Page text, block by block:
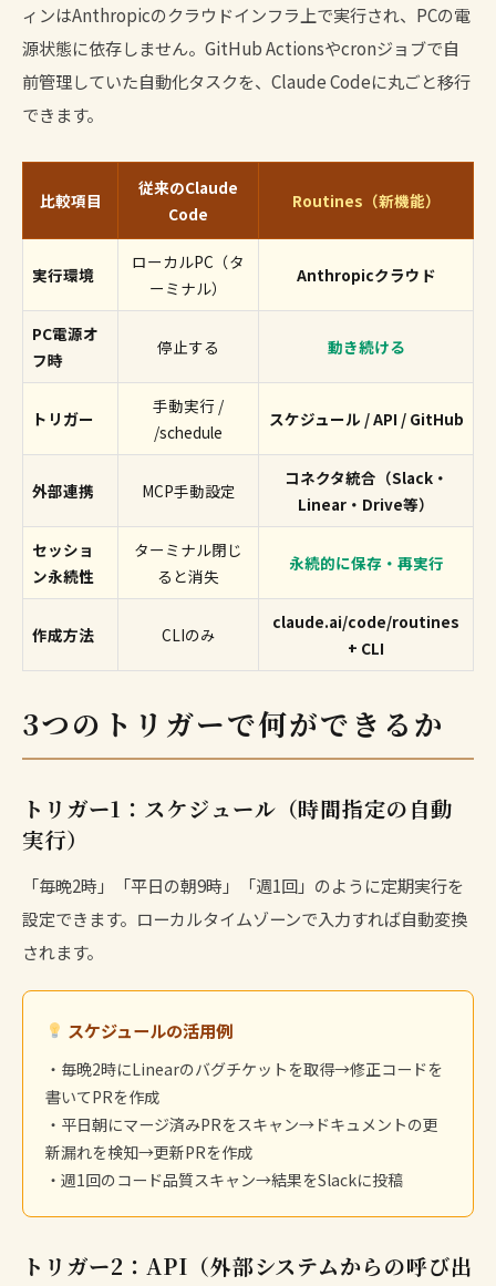
ィンはAnthropicのクラウドインフラ上で実行され、PCの電
源状態に依存しません。GitHub Actionsやcronジョブで自
前管理していた自動化タスクを、Claude Codeに丸ごと移行
できます。
比較項目
従来のClaude
Code
Routines（新機能）
実行環境
ローカルPC（タ
ーミナル）
Anthropicクラウド
PC電源オ
フ時
停止する 動き続ける
トリガー
手動実行 /
/schedule
スケジュール / API / GitHub
外部連携 MCP手動設定
コネクタ統合（Slack・
Linear・Drive等）
セッショ
ン永続性
ターミナル閉じ
ると消失
永続的に保存・再実行
作成方法 CLIのみ
claude.ai/code/routines
+ CLI
3つのトリガーで何ができるか
トリガー1：スケジュール（時間指定の自動
実行）
「毎晩2時」「平日の朝9時」「週1回」のように定期実行を
設定できます。ローカルタイムゾーンで入力すれば自動変換
されます。
スケジュールの活用例
・毎晩2時にLinearのバグチケットを取得→修正コードを
書いてPRを作成
・平日朝にマージ済みPRをスキャン→ドキュメントの更
新漏れを検知→更新PRを作成
・週1回のコード品質スキャン→結果をSlackに投稿
トリガー2：API（外部システムからの呼び出